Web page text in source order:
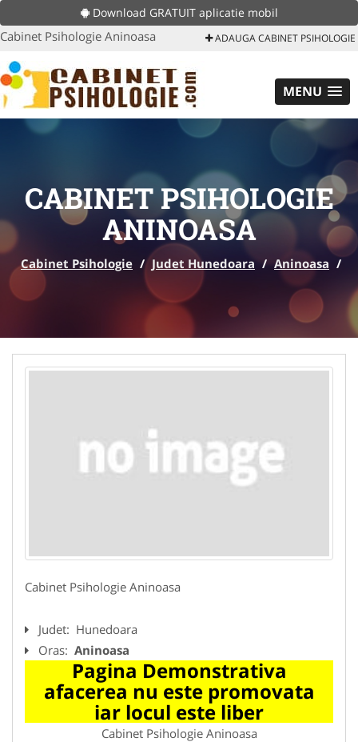
Download GRATUIT aplicatie mobil
Cabinet Psihologie Aninoasa ADAUGA CABINET PSIHOLOGIE
MENU
CABINET PSIHOLOGIE
ANINOASA
Cabinet Psihologie / Judet Hunedoara / Aninoasa /
Cabinet Psihologie Aninoasa
Judet: Hunedoara
Oras: Aninoasa
Pagina Demonstrativa
afacerea nu este promovata
iar locul este liber
Cabinet Psihologie Aninoasa